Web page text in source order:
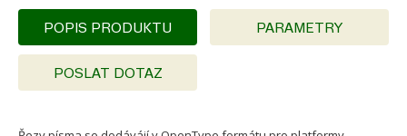
POPIS PRODUKTU PARAMETRY
POSLAT DOTAZ